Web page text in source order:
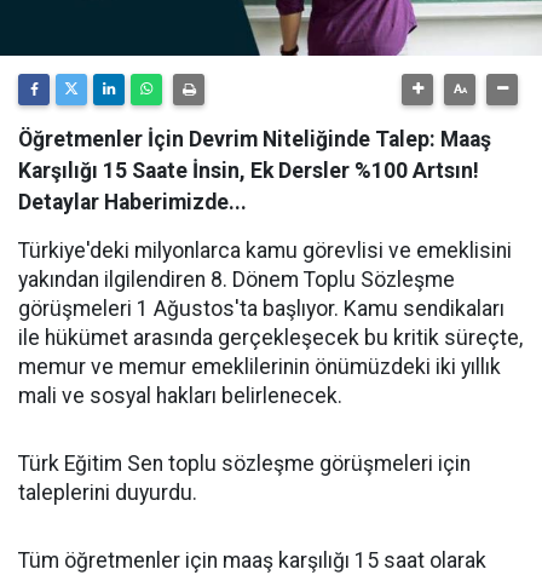
Öğretmenler İçin Devrim Niteliğinde Talep: Maaş
Karşılığı 15 Saate İnsin, Ek Dersler %100 Artsın!
Detaylar Haberimizde...
Türkiye'deki milyonlarca kamu görevlisi ve emeklisini
yakından ilgilendiren 8. Dönem Toplu Sözleşme
görüşmeleri 1 Ağustos'ta başlıyor. Kamu sendikaları
ile hükümet arasında gerçekleşecek bu kritik süreçte,
memur ve memur emeklilerinin önümüzdeki iki yıllık
mali ve sosyal hakları belirlenecek.
Türk Eğitim Sen toplu sözleşme görüşmeleri için
taleplerini duyurdu.
Tüm öğretmenler için maaş karşılığı 15 saat olarak